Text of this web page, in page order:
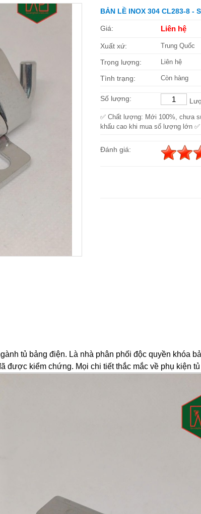
BẢN LỀ INOX 304 CL283-8 -
Giá: Liên hệ
Xuất xứ: Trung Quốc
Trọng lượng: Liên hệ
Tình trạng: Còn hàng
Số lượng:
✅ Chất lượng: Mới 100%, chưa
khấu cao khi mua số lượng lớn
Đánh giá:
tủ bảng điện. Là nhà phân phối độc quyền khóa
được kiểm chứng. Mọi chi tiết thắc mắc về phụ kiện